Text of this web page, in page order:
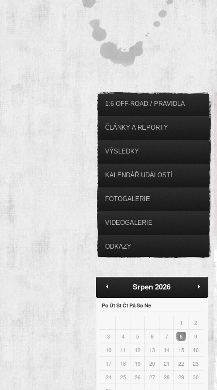
1:6 OFF-ROAD / PRAVIDLA
ČLÁNKY A REPORTY
VÝSLEDKY
KALENDÁŘ UDÁLOSTÍ
FOTOGALERIE
VIDEOGALERIE
ODKAZY
Srpen 2026
PoÚtStČtPáSoNe
1
2
3
4 5 6 7 8
9
10
11 12 13 14 15
16
17
18 19 20 21 22
23
24
25 26 27 28 29
30